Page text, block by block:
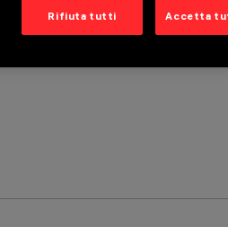
Rifiuta tutti Accetta